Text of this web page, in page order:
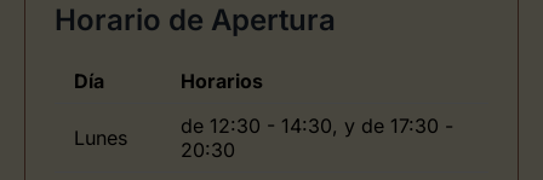
Horario de Apertura
Día Horarios
Lunes
de 12:30 - 14:30, y de 17:30 -
20:30